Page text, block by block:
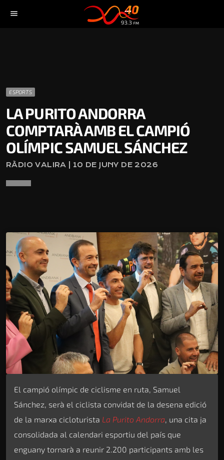
menu
ESPORTS
LA PURITO ANDORRA
COMPTARÀ AMB EL CAMPIÓ
OLÍMPIC SAMUEL SÁNCHEZ
RÀDIO VALIRA | 10 DE JUNY DE 2026
El campió olímpic de ciclisme en ruta, Samuel
Sánchez, serà el ciclista convidat de la desena edició
de la marxa cicloturista La Purito Andorra , una cita ja
consolidada al calendari esportiu del país que
enguany tornarà a reunir 2.200 participants amb les